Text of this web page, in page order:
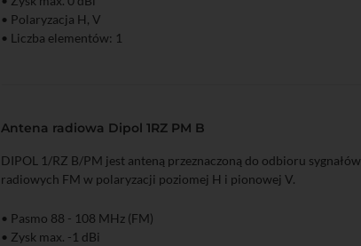
• Polaryzacja H, V
• Liczba elementów: 1
Antena radiowa Dipol 1RZ PM B
DIPOL 1/RZ B/PM jest anteną przeznaczoną do odbioru sygnałów
radiowych FM w polaryzacji poziomej H i pionowej V.
• Pasmo 88 - 108 MHz (FM)
• Zysk max. -1 dBi